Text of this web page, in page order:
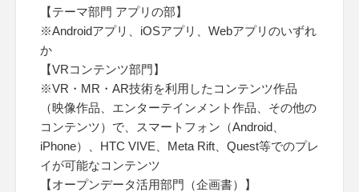
【テーマ部門 アプリの部】
※Androidアプリ、iOSアプリ、Webアプリのいずれ
か
【VRコンテンツ部門】
※VR・MR・AR技術を利用したコンテンツ作品
（映像作品、エンターテインメント作品、その他の
コンテンツ）で、スマートフォン（Android、
iPhone）、HTC VIVE、Meta Rift、Quest等でのプレ
イが可能なコンテンツ
【オープンデータ活用部門（企画書）】